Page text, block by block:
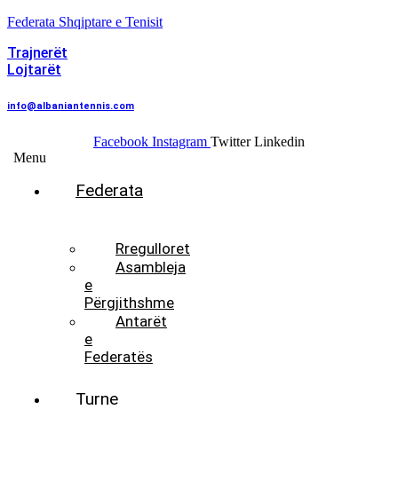
Federata Shqiptare e Tenisit
Trajnerët
Lojtarët
info@albaniantennis.com
Facebook Instagram Twitter Linkedin
Menu
Federata
Rregulloret
Asambleja
e
Përgjithshme
Antarët
e
Federatës
Turne